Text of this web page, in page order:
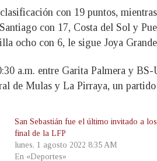
con 19 puntos,
con 17, Costa del Sol y
ocho con 6, le sigue Joya
a.m. entre Garita Palmera y
de Mulas y La Pirraya, un
San Sebastián fue el último invitado a
final de la LFP
lunes, 1 agosto 2022 8:35 AM
En «Deportes»